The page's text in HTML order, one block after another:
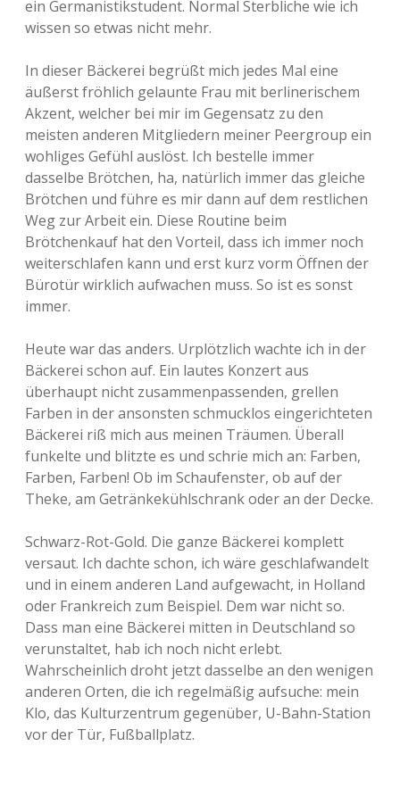
ein Germanistikstudent. Normal Sterbliche wie ich
wissen so etwas nicht mehr.
In dieser Bäckerei begrüßt mich jedes Mal eine
äußerst fröhlich gelaunte Frau mit berlinerischem
Akzent, welcher bei mir im Gegensatz zu den
meisten anderen Mitgliedern meiner Peergroup ein
wohliges Gefühl auslöst. Ich bestelle immer
dasselbe Brötchen, ha, natürlich immer das gleiche
Brötchen und führe es mir dann auf dem restlichen
Weg zur Arbeit ein. Diese Routine beim
Brötchenkauf hat den Vorteil, dass ich immer noch
weiterschlafen kann und erst kurz vorm Öffnen der
Bürotür wirklich aufwachen muss. So ist es sonst
immer.
Heute war das anders. Urplötzlich wachte ich in der
Bäckerei schon auf. Ein lautes Konzert aus
überhaupt nicht zusammenpassenden, grellen
Farben in der ansonsten schmucklos eingerichteten
Bäckerei riß mich aus meinen Träumen. Überall
funkelte und blitzte es und schrie mich an: Farben,
Farben, Farben! Ob im Schaufenster, ob auf der
Theke, am Getränkekühlschrank oder an der Decke.
Schwarz-Rot-Gold. Die ganze Bäckerei komplett
versaut. Ich dachte schon, ich wäre geschlafwandelt
und in einem anderen Land aufgewacht, in Holland
oder Frankreich zum Beispiel. Dem war nicht so.
Dass man eine Bäckerei mitten in Deutschland so
verunstaltet, hab ich noch nicht erlebt.
Wahrscheinlich droht jetzt dasselbe an den wenigen
anderen Orten, die ich regelmäßig aufsuche: mein
Klo, das Kulturzentrum gegenüber, U-Bahn-Station
vor der Tür, Fußballplatz.